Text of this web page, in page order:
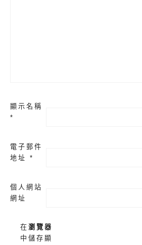
顯示名稱
*
電子郵件
地址 *
個人網站
網址
在 瀏覽器
中儲存顯